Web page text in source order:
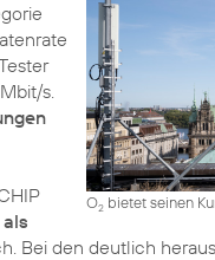
O2bietet seinen
s.
Bei den deutlich